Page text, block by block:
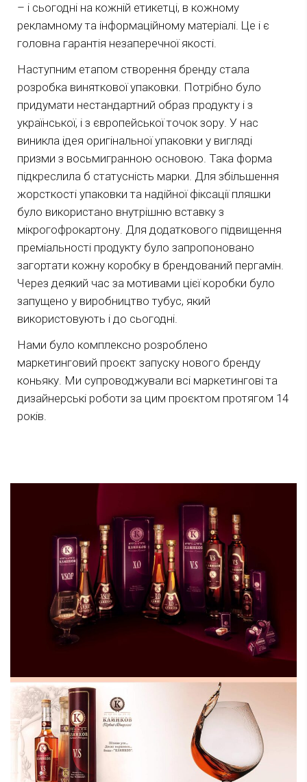
– і сьогодні на кожній етикетці, в кожному
рекламному та інформаційному матеріалі. Це і є
головна гарантія незаперечної якості.
Наступним етапом створення бренду стала
розробка виняткової упаковки. Потрібно було
придумати нестандартний образ продукту і з
української, і з європейської точок зору. У нас
виникла ідея оригінальної упаковки у вигляді
призми з восьмигранною основою. Така форма
підкреслила б статусність марки. Для збільшення
жорсткості упаковки та надійної фіксації пляшки
було використано внутрішню вставку з
мікрогофрокартону. Для додаткового підвищення
преміальності продукту було запропоновано
загортати кожну коробку в брендований пергамін.
Через деякий час за мотивами цієї коробки було
запущено у виробництво тубус, який
використовують і до сьогодні.
Нами було комплексно розроблено
маркетинговий проєкт запуску нового бренду
коньяку. Ми супроводжували всі маркетингові та
дизайнерські роботи за цим проєктом протягом 14
років.